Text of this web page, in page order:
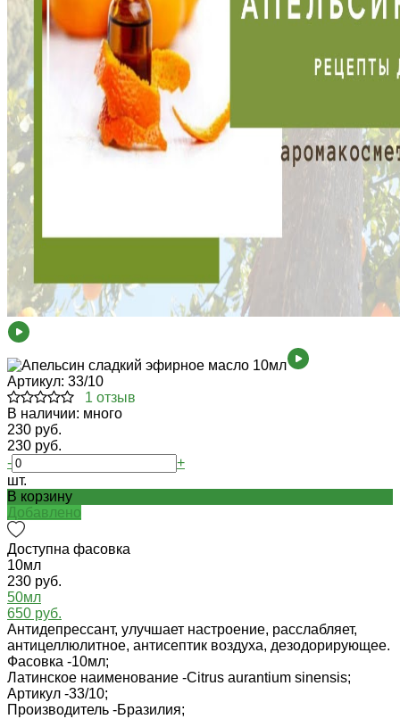
Артикул: 33/10
1 отзыв
В наличии: много
230 руб.
230 руб.
-
+
шт.
В корзину
Добавлено
Доступна фасовка
10мл
230 руб.
50мл
650 руб.
Антидепрессант, улучшает настроение, расслабляет,
антицеллюлитное, антисептик воздуха, дезодорирующее.
Фасовка -10мл;
Латинское наименование -Citrus aurantium sinensis;
Артикул -33/10;
Производитель -Бразилия;